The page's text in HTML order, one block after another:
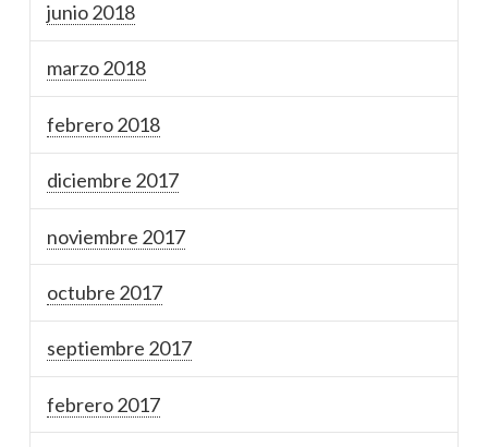
junio 2018
marzo 2018
febrero 2018
diciembre 2017
noviembre 2017
octubre 2017
septiembre 2017
febrero 2017